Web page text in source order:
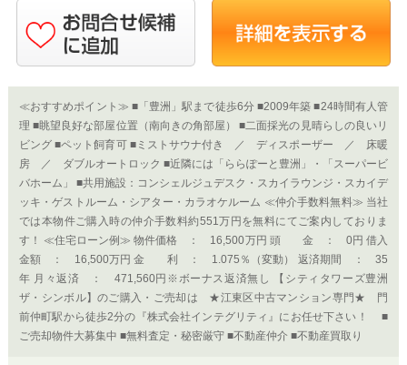
≪おすすめポイント≫ ■「豊洲」駅まで徒歩6分 ■2009年築 ■24時間有人管
理 ■眺望良好な部屋位置（南向きの角部屋） ■二面採光の見晴らしの良いリ
ビング ■ペット飼育可 ■ミストサウナ付き ／ ディスポーザー ／ 床暖
房 ／ ダブルオートロック ■近隣には「ららぽーと豊洲」・「スーパービ
バホーム」 ■共用施設：コンシェルジュデスク・スカイラウンジ・スカイデ
ッキ・ゲストルーム・シアター・カラオケルーム ≪仲介手数料無料≫ 当社
では本物件ご購入時の仲介手数料約551万円を無料にてご案内しておりま
す！ ≪住宅ローン例≫ 物件価格 ： 16,500万円 頭 金 ： 0円 借入
金額 ： 16,500万円 金 利 ： 1.075％（変動） 返済期間 ： 35
年 月々返済 ： 471,560円※ボーナス返済無し 【シティタワーズ豊洲
ザ・シンボル】のご購入・ご売却は ★江東区中古マンション専門★ 門
前仲町駅から徒歩2分の『株式会社インテグリティ』にお任せ下さい！ ■
ご売却物件大募集中 ■無料査定・秘密厳守 ■不動産仲介 ■不動産買取り